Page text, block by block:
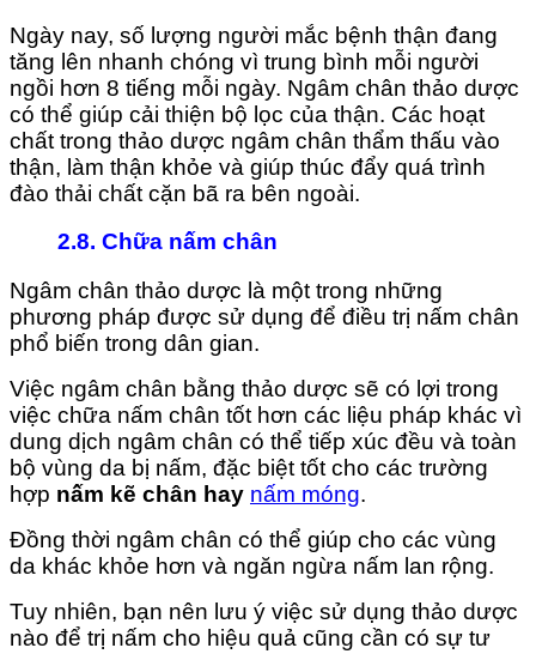
Ngày nay, số lượng người mắc bệnh thận đang
tăng lên nhanh chóng vì trung bình mỗi người
ngồi hơn 8 tiếng mỗi ngày. Ngâm chân thảo dược
có thể giúp cải thiện bộ lọc của thận. Các hoạt
chất trong thảo dược ngâm chân thẩm thấu vào
thận, làm thận khỏe và giúp thúc đẩy quá trình
đào thải chất cặn bã ra bên ngoài.
2.8. Chữa nấm chân
Ngâm chân thảo dược là một trong những
phương pháp được sử dụng để điều trị nấm chân
phổ biến trong dân gian.
Việc ngâm chân bằng thảo dược sẽ có lợi trong
việc chữa nấm chân tốt hơn các liệu pháp khác vì
dung dịch ngâm chân có thể tiếp xúc đều và toàn
bộ vùng da bị nấm, đặc biệt tốt cho các trường
hợp nấm kẽ chân hay nấm móng.
Đồng thời ngâm chân có thể giúp cho các vùng
da khác khỏe hơn và ngăn ngừa nấm lan rộng.
Tuy nhiên, bạn nên lưu ý việc sử dụng thảo dược
nào để trị nấm cho hiệu quả cũng cần có sự tư